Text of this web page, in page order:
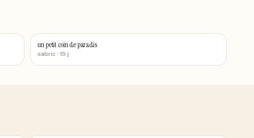
un petit coin de paradis
sabric · 15 j